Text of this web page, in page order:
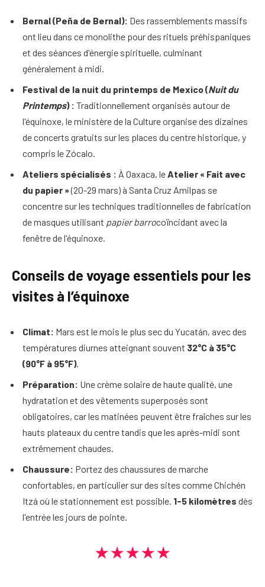
Bernal (Peña de Bernal): Des rassemblements massifs
ont lieu dans ce monolithe pour des rituels préhispaniques
et des séances d'énergie spirituelle, culminant
généralement à midi.
Festival de la nuit du printemps de Mexico (Nuit du
Printemps) : Traditionnellement organisés autour de
l'équinoxe, le ministère de la Culture organise des dizaines
de concerts gratuits sur les places du centre historique, y
compris le Zócalo.
Ateliers spécialisés : À Oaxaca, leAtelier « Fait avec
du papier »(20-29 mars) à Santa Cruz Amilpas se
concentre sur les techniques traditionnelles de fabrication
de masques utilisant papier barrocoïncidant avec la
fenêtre de l'équinoxe.
Conseils de voyage essentiels pour les
visites à l’équinoxe
Climat: Mars est le mois le plus sec du Yucatán, avec des
températures diurnes atteignant souvent 32°C à 35°C
(90°F à 95°F).
Préparation: Une crème solaire de haute qualité, une
hydratation et des vêtements superposés sont
obligatoires, car les matinées peuvent être fraîches sur les
hauts plateaux du centre tandis que les après-midi sont
extrêmement chaudes.
Chaussure: Portez des chaussures de marche
confortables, en particulier sur des sites comme Chichén
Itzá où le stationnement est possible. 1-5 kilomètres dès
l'entrée les jours de pointe.
★★★★★